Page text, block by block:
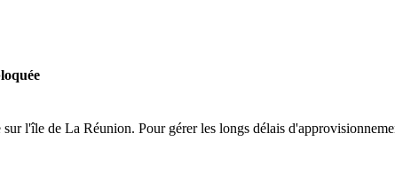
l'île de La Réunion. Pour gérer les longs délais